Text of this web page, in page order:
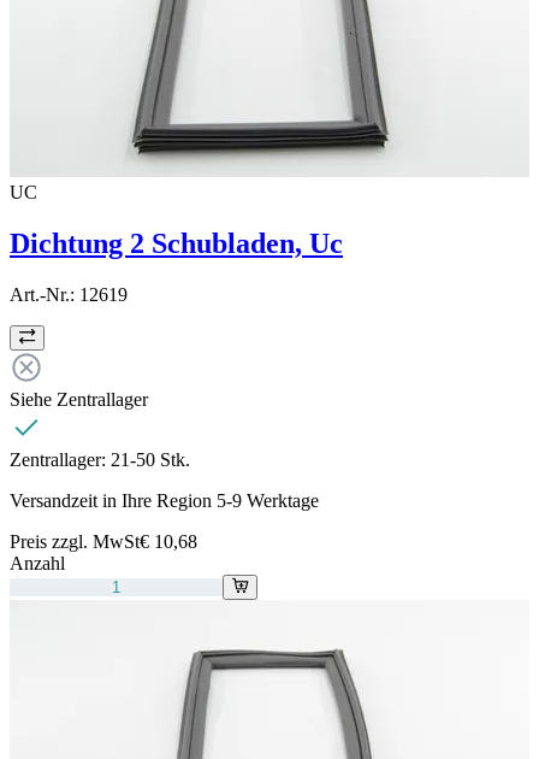
UC
Dichtung 2 Schubladen, Uc
Art.-Nr.: 12619
Siehe Zentrallager
Zentrallager: 21-50 Stk.
Versandzeit in Ihre Region 5-9 Werktage
Preis zzgl. MwSt€ 10,68
Anzahl